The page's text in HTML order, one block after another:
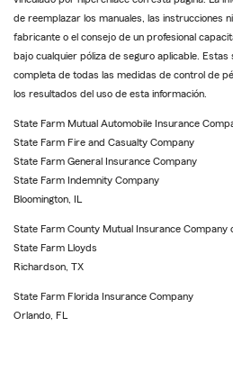
de reemplazar los manuales, las instrucciones
fabricante o el consejo de un profesional
bajo cualquier póliza de seguro aplicable. Estas
completa de todas las medidas de control de
los resultados del uso de esta información.
State Farm Mutual Automobile Insurance
State Farm Fire and Casualty Company
State Farm General Insurance Company
State Farm Indemnity Company
Bloomington, IL
State Farm County Mutual Insurance Company
State Farm Lloyds
Richardson, TX
State Farm Florida Insurance Company
Orlando, FL